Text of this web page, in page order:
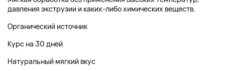
давления экструзии и каких-либо химических веществ.
Органический источник
Курс на 30 дней
Натуральный мягкий вкус